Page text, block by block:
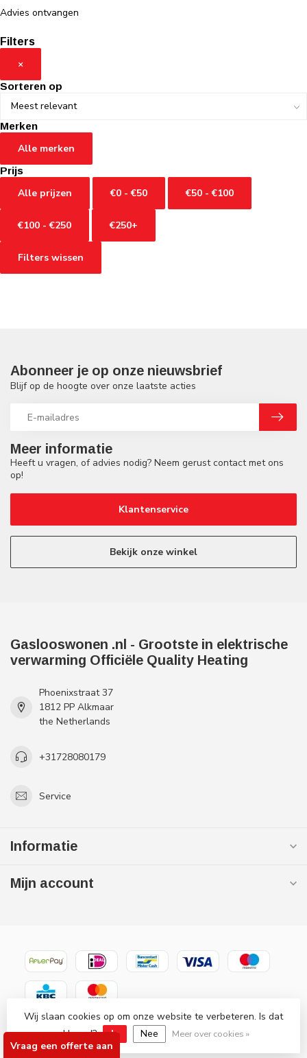
Vraag een offerte aan
Advies ontvangen
Filters
×
Sorteren op
Merken
Alle merken
Prijs
Alle prijzen €0 - €50 €50 - €100
€100 - €250 €250+
Filters wissen
Meer informatie
Heeft u vragen, of advies nodig? Neem gerust contact met ons
op!
Klantenservice
Bekijk onze winkel
Abonneer je op onze nieuwsbrief
Blijf op de hoogte over onze laatste acties
Gaslooswonen .nl - Grootste in elektrische
verwarming Officiële Quality Heating
Phoenixstraat 37
1812 PP Alkmaar
the Netherlands
+31728080179
Service
Informatie
Mijn account
© Copyright 2026 Gaslooswonen .nl - Grootste in elektrische
verwarming Officiële Quality Heating
Wij slaan cookies op om onze website te verbeteren. Is dat
akkoord?
Ja Nee Meer over cookies »